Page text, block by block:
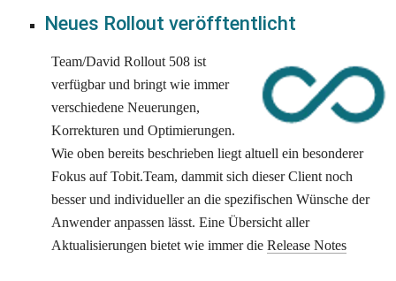
Neues Rollout veröfftentlicht
Team/David Rollout 508 ist
verfügbar und bringt wie immer
verschiedene Neuerungen,
Korrekturen und Optimierungen.
Wie oben bereits beschrieben liegt altuell ein besonderer
Fokus auf Tobit.Team, dammit sich dieser Client noch
besser und individueller an die spezifischen Wünsche der
Anwender anpassen lässt. Eine Übersicht aller
Aktualisierungen bietet wie immer die Release Notes